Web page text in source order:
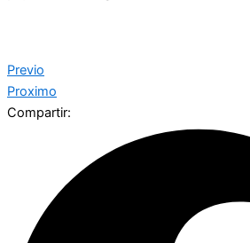
Previo
Proximo
Compartir: